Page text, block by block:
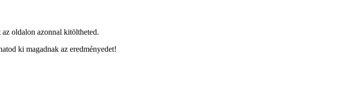
oldalon azonnal kitöltheted.
ki magadnak az eredményedet!